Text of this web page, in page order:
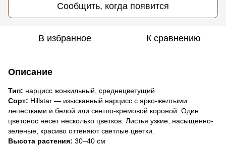
Сообщить, когда появится
В избранное К сравнению
Описание
Тип: нарцисс жонкильный, среднецветущий
Сорт: Hillstar — изысканный нарцисс с ярко-желтыми
лепестками и белой или светло-кремовой короной. Один
цветонос несет несколько цветков. Листья узкие, насыщенно-
зеленые, красиво оттеняют светлые цветки.
Высота растения: 30–40 см